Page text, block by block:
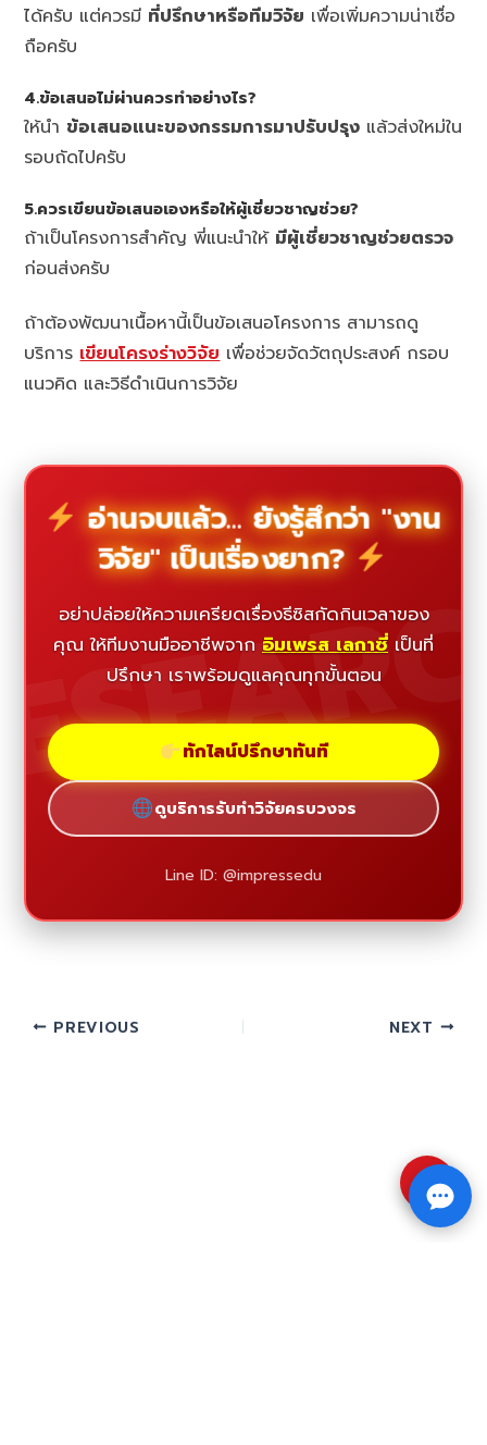
ได้ครับ แต่ควรมี ที่ปรึกษาหรือทีมวิจัย เพื่อเพิ่มความน่าเชื่อ
ถือครับ
4.ข้อเสนอไม่ผ่านควรทำอย่างไร?
ให้นำ ข้อเสนอแนะของกรรมการมาปรับปรุง แล้วส่งใหม่ใน
รอบถัดไปครับ
5.ควรเขียนข้อเสนอเองหรือให้ผู้เชี่ยวชาญช่วย?
ถ้าเป็นโครงการสำคัญ พี่แนะนำให้ มีผู้เชี่ยวชาญช่วยตรวจ
ก่อนส่งครับ
ถ้าต้องพัฒนาเนื้อหานี้เป็นข้อเสนอโครงการ สามารถดู
บริการเขียนโครงร่างวิจัยเพื่อช่วยจัดวัตถุประสงค์ กรอบ
แนวคิด และวิธีดำเนินการวิจัย
อ่านจบแล้ว... ยังรู้สึกว่า "งาน
วิจัย" เป็นเรื่องยาก?
อย่าปล่อยให้ความเครียดเรื่องธีซิสกัดกินเวลาของ
คุณ ให้ทีมงานมืออาชีพจาก อิมเพรส เลกาซี่ เป็นที่
ปรึกษา เราพร้อมดูแลคุณทุกขั้นตอน
ทักไลน์ปรึกษาทันที
ดูบริการรับทำวิจัยครบวงจร
Line ID: @impressedu
PREVIOUS NEXT
⇧